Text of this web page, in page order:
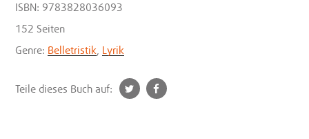
ISBN: 9783828036093
152 Seiten
Genre: Belletristik Lyrik
Teile dieses Buch auf:
t